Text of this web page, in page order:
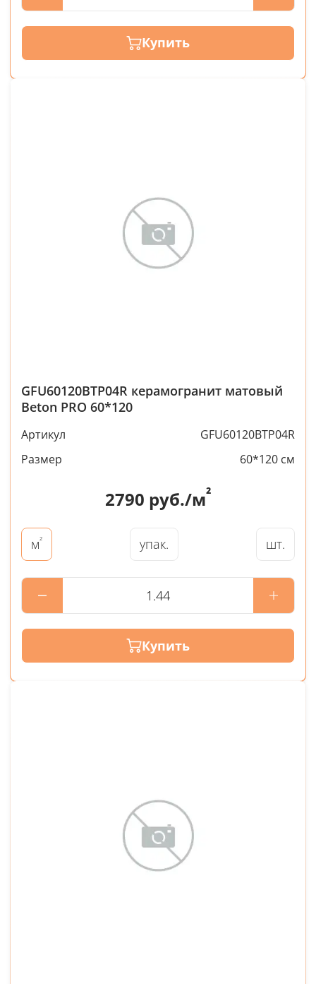
Купить
GFU60120BTP04R керамогранит матовый
Beton PRO 60*120
Артикул
GFU60120BTP04R
Размер
60*120 см
2790 руб./м²
м² упак. шт.
Купить